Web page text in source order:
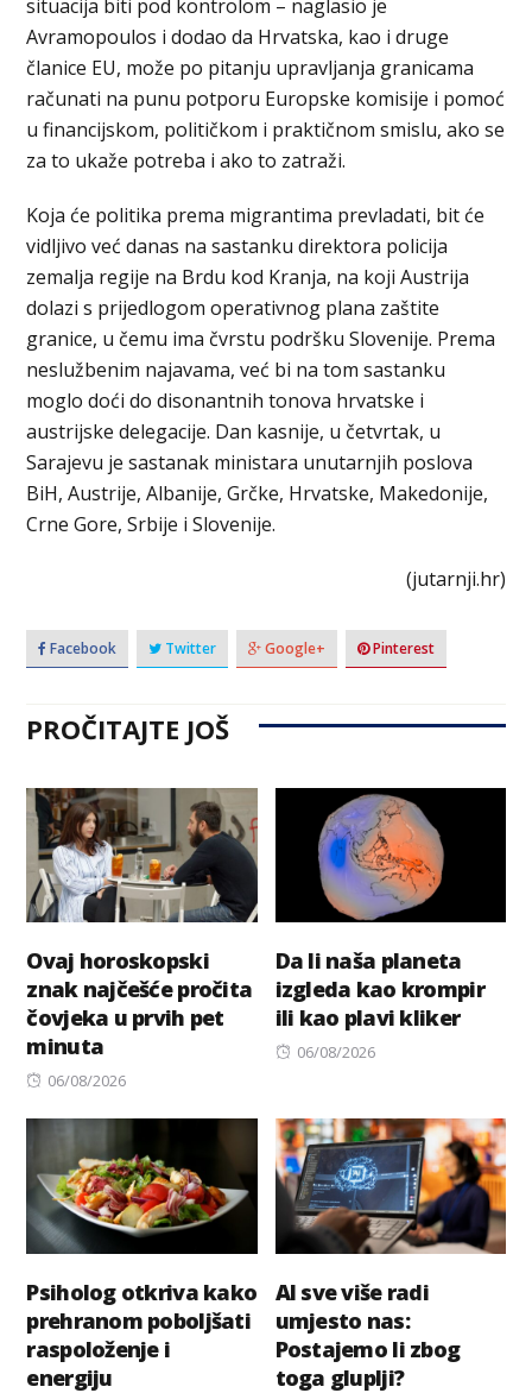
situacija biti pod kontrolom – naglasio je
Avramopoulos i dodao da Hrvatska, kao i druge
članice EU, može po pitanju upravljanja granicama
računati na punu potporu Europske komisije i pomoć
u financijskom, političkom i praktičnom smislu, ako se
za to ukaže potreba i ako to zatraži.
Koja će politika prema migrantima prevladati, bit će
vidljivo već danas na sastanku direktora policija
zemalja regije na Brdu kod Kranja, na koji Austrija
dolazi s prijedlogom operativnog plana zaštite
granice, u čemu ima čvrstu podršku Slovenije. Prema
neslužbenim najavama, već bi na tom sastanku
moglo doći do disonantnih tonova hrvatske i
austrijske delegacije. Dan kasnije, u četvrtak, u
Sarajevu je sastanak ministara unutarnjih poslova
BiH, Austrije, Albanije, Grčke, Hrvatske, Makedonije,
Crne Gore, Srbije i Slovenije.
(jutarnji.hr)
Facebook Twitter Google+ Pinterest
PROČITAJTE JOŠ
Ovaj horoskopski
znak najčešće pročita
čovjeka u prvih pet
minuta
Posted
06/08/2026
Da li naša planeta
izgleda kao krompir
ili kao plavi kliker
Posted
06/08/2026
Psiholog otkriva kako
prehranom poboljšati
raspoloženje i
energiju
AI sve više radi
umjesto nas:
Postajemo li zbog
toga gluplji?